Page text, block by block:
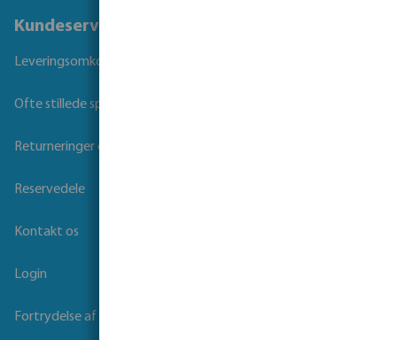
Kundeservice
Leveringsomkostninger og transporttid
Ofte stillede spørgsmål
Returneringer og Garanti
Reservedele
Kontakt os
Login
Fortrydelse af kontrakt